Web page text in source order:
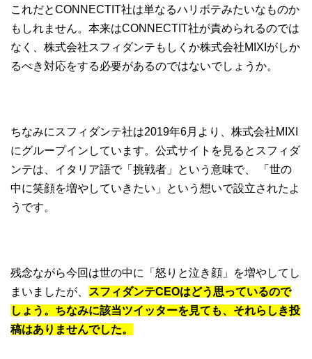
これだとCONNECTIT社は単なるハリボテみたいなものか
もしれません。本来はCONNECTIT社が責められるのでは
なく、株式会社スフィダンテもしくか株式会社MIXIがしか
るべき対応をする必要があるのではないでしょうか。
ちなみにスフィダンテ社は2019年6月より、株式会社MIXI
にグループインしています。公式サイトを見るとスフィダ
ンテは、イタリア語で「挑戦者」という意味で、 「世の
中に笑顔を増やしていきたい」という想いで設立されたよ
うです。
残念ながら今回は世の中に「怒りと泣き顔」を増やしてし
まいましたが、 スフィダンテCEOはどう思っているので
しょう。ちなみに該当ツイッターを見ても、それらしき投
稿はありませんでした。